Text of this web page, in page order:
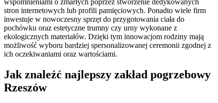
wspomnieniami o zmarłych poprzez stworzenie dedykowanych
stron internetowych lub profili pamięciowych. Ponadto wiele firm
inwestuje w nowoczesny sprzęt do przygotowania ciała do
pochówku oraz estetyczne trumny czy urny wykonane z
ekologicznych materiałów. Dzięki tym innowacjom rodziny mają
możliwość wyboru bardziej spersonalizowanej ceremonii zgodnej z
ich oczekiwaniami oraz wartościami.
Jak znaleźć najlepszy zakład pogrzebowy
Rzeszów